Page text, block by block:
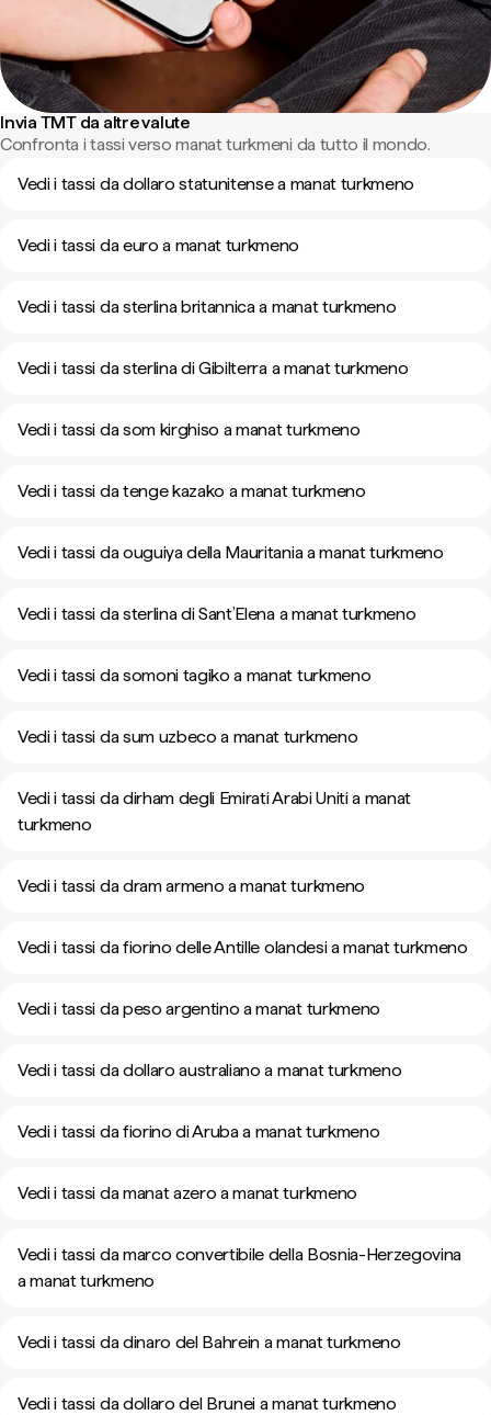
Invia TMT da altre valute
Confronta i tassi verso manat turkmeni da tutto il mondo.
Vedi i tassi da dollaro statunitense a manat turkmeno
Vedi i tassi da euro a manat turkmeno
Vedi i tassi da sterlina britannica a manat turkmeno
Vedi i tassi da sterlina di Gibilterra a manat turkmeno
Vedi i tassi da som kirghiso a manat turkmeno
Vedi i tassi da tenge kazako a manat turkmeno
Vedi i tassi da ouguiya della Mauritania a manat turkmeno
Vedi i tassi da sterlina di Sant’Elena a manat turkmeno
Vedi i tassi da somoni tagiko a manat turkmeno
Vedi i tassi da sum uzbeco a manat turkmeno
Vedi i tassi da dirham degli Emirati Arabi Uniti a manat
turkmeno
Vedi i tassi da dram armeno a manat turkmeno
Vedi i tassi da fiorino delle Antille olandesi a manat turkmeno
Vedi i tassi da peso argentino a manat turkmeno
Vedi i tassi da dollaro australiano a manat turkmeno
Vedi i tassi da fiorino di Aruba a manat turkmeno
Vedi i tassi da manat azero a manat turkmeno
Vedi i tassi da marco convertibile della Bosnia-Herzegovina
a manat turkmeno
Vedi i tassi da dinaro del Bahrein a manat turkmeno
Vedi i tassi da dollaro del Brunei a manat turkmeno